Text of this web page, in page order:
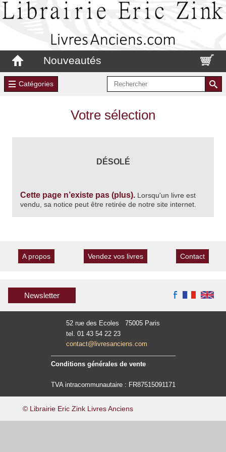
Nouveautés
Catégories
Votre sélection
DÉSOLÉ
Cette page n’existe pas (plus). Lorsqu'un livre est
vendu, sa notice peut être retirée de notre site internet.
A propos Vendez vos livres Contact
Newsletter
52 rue des Ecoles 75005 Paris
tel. 01 43 54 22 23
contact@livresanciens.com
Conditions générales de vente
TVA intracommunautaire : FR87515091171
© Librairie Eric Zink Livres Anciens